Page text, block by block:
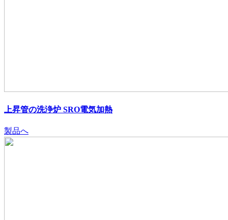
上昇管の洗浄炉 SRO電気加熱
製品へ